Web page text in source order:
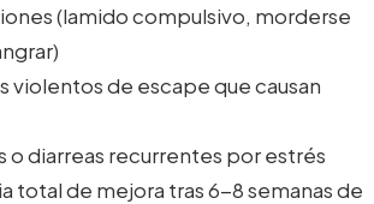
(lamido compulsivo, morderse
violentos de escape que causan
o diarreas recurrentes por estrés
total de mejora tras 6-8 semanas de